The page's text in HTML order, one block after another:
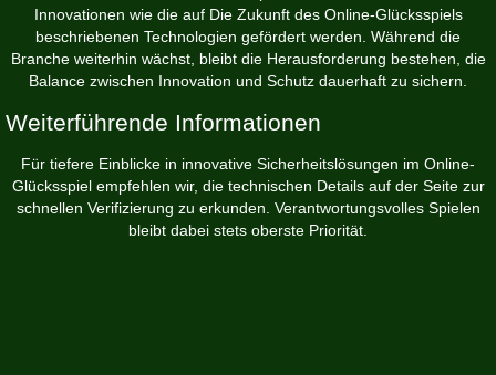
Innovationen wie die auf Die Zukunft des Online-Glücksspiels
beschriebenen Technologien gefördert werden. Während die
Branche weiterhin wächst, bleibt die Herausforderung bestehen, die
Balance zwischen Innovation und Schutz dauerhaft zu sichern.
Weiterführende Informationen
Für tiefere Einblicke in innovative Sicherheitslösungen im Online-
Glücksspiel empfehlen wir, die technischen Details auf der Seite zur
schnellen Verifizierung zu erkunden. Verantwortungsvolles Spielen
bleibt dabei stets oberste Priorität.